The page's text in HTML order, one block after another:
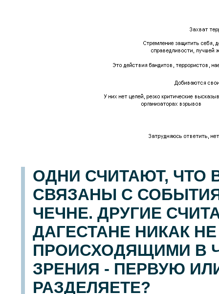
ОДНИ СЧИТАЮТ, ЧТО
СВЯЗАНЫ С
ЧЕЧНЕ. ДРУГИЕ
ДАГЕСТАНЕ НИКАК
ПРОИСХОДЯЩИМИ В
ЗРЕНИЯ - ПЕРВУЮ
РАЗДЕЛЯЕТЕ?